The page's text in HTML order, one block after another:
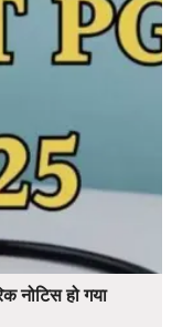
नोटिस हो गया